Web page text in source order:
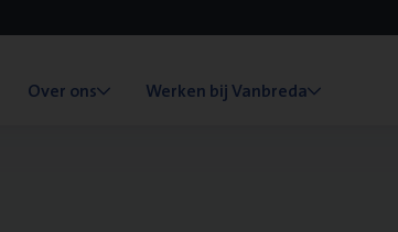
Over ons Werken bij Vanbreda